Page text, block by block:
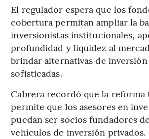
El regulador espera que los
cobertura permitan ampliar la
inversionistas institucionales,
profundidad y liquidez al
brindar alternativas de inversión
sofisticadas.
Cabrera recordó que la reforma
permite que los asesores en
puedan ser socios fundadores
vehículos de inversión privados.